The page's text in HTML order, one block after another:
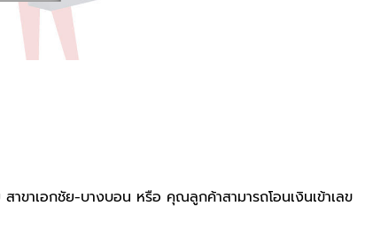
สาขาเอกชัย-บางบอน หรือ คุณลูกค้าสามารถโอนเงินเข้าเลข